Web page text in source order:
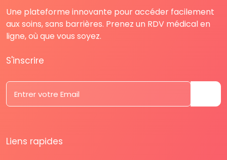
Une plateforme innovante pour accéder facilement
aux soins, sans barrières. Prenez un RDV médical en
ligne, où que vous soyez.
S'inscrire
Liens rapides